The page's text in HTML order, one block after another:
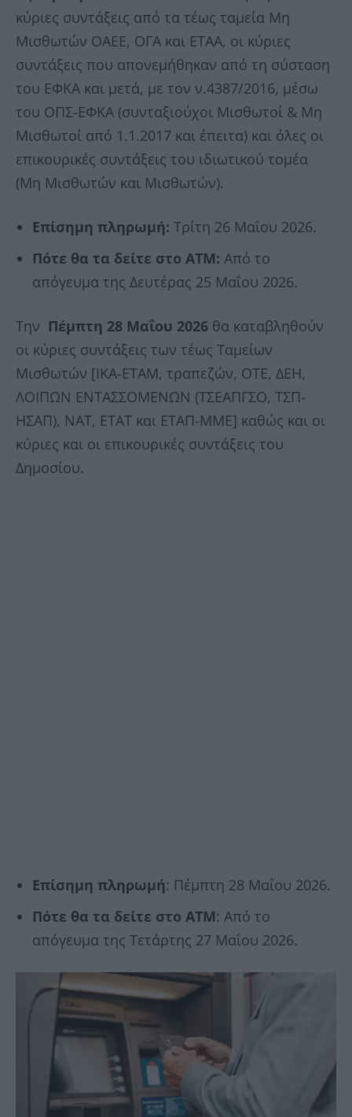
κύριες συντάξεις από τα τέως ταμεία Μη
Μισθωτών ΟΑΕΕ, ΟΓΑ και ΕΤΑΑ, οι κύριες
συντάξεις που απονεμήθηκαν από τη σύσταση
του ΕΦΚΑ και μετά, με τον ν.4387/2016, μέσω
του ΟΠΣ-ΕΦΚΑ (συνταξιούχοι Μισθωτοί & Μη
Μισθωτοί από 1.1.2017 και έπειτα) και όλες οι
επικουρικές συντάξεις του ιδιωτικού τομέα
(Μη Μισθωτών και Μισθωτών).
Επίσημη πληρωμή: Τρίτη 26 Μαΐου 2026.
Πότε θα τα δείτε στο ΑΤΜ: Από το
απόγευμα της Δευτέρας 25 Μαΐου 2026.
Την Πέμπτη 28 Μαΐου 2026 θα καταβληθούν
οι κύριες συντάξεις των τέως Ταμείων
Μισθωτών [ΙΚΑ-ΕΤΑΜ, τραπεζών, ΟΤΕ, ΔΕΗ,
ΛΟΙΠΩΝ ΕΝΤΑΣΣΟΜΕΝΩΝ (ΤΣΕΑΠΓΣΟ, ΤΣΠ-
ΗΣΑΠ), ΝΑΤ, ΕΤΑΤ και ΕΤΑΠ-ΜΜΕ] καθώς και οι
κύριες και οι επικουρικές συντάξεις του
Δημοσίου.
Επίσημη πληρωμή: Πέμπτη 28 Μαΐου 2026.
Πότε θα τα δείτε στο ΑΤΜ: Από το
απόγευμα της Τετάρτης 27 Μαΐου 2026.